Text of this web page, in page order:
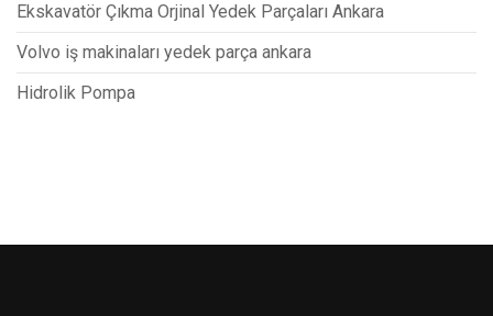
Ekskavatör Çıkma Orjinal Yedek Parçaları Ankara
Volvo iş makinaları yedek parça ankara
Hidrolik Pompa